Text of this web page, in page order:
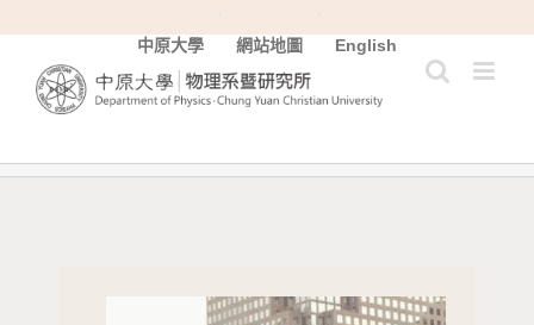
content
中原大學 網站地圖 English